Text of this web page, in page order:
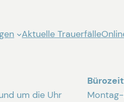
Aktuelle Trauerfälle
um die Uhr